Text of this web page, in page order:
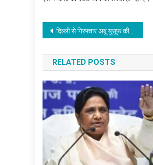
Post
navigation
दिल्ली से गिरफ्तार अबू युसूफ की पत्नी और परिजन हिरासत में लिए गये
RELATED POSTS